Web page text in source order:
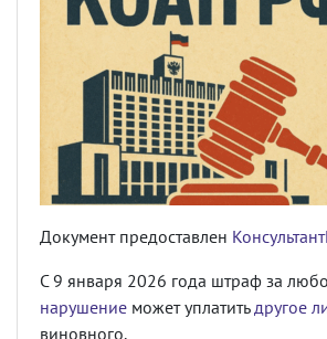
Документ предоставлен
С 9 января 2026 года штраф за
нарушение может уплатитьдругое
виновного.